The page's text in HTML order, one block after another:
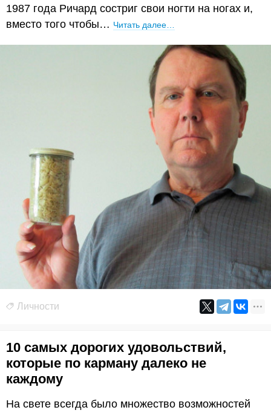
1987 года Ричард состриг свои ногти на ногах и,
вместо того чтобы… Читать далее…
Личности
10 самых дорогих удовольствий,
которые по карману далеко не
каждому
На свете всегда было множество возможностей